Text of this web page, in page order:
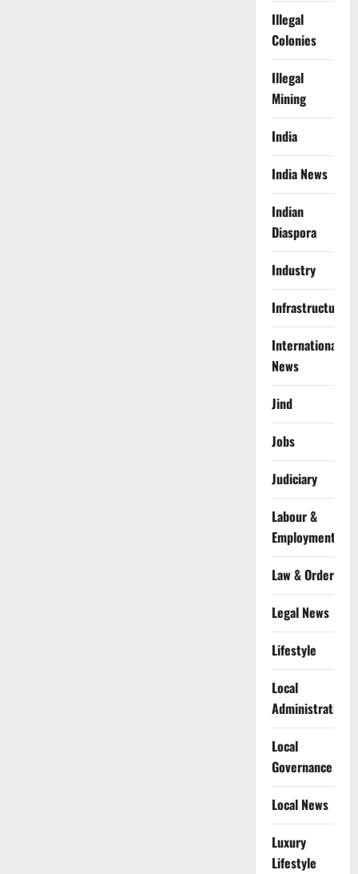
Illegal
Colonies
Illegal
Mining
India
India News
Indian
Diaspora
Industry
Infrastructure
International
News
Jind
Jobs
Judiciary
Labour &
Employment
Law & Order
Legal News
Lifestyle
Local
Administration
Local
Governance
Local News
Luxury
Lifestyle